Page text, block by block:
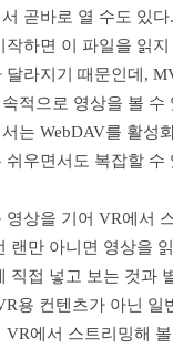
서 곧바로 열 수도 있
작하면 이 파일을 읽
달라지기 때문인데,
적으로 영상을 볼 수
는 WebDAV를 활성
쉬우면서도 복잡할 수
영상을 기어 VR에서
랜만 아니면 영상을
직접 넣고 보는 것과
용 컨텐츠가 아닌 일
VR에서 스트리밍해